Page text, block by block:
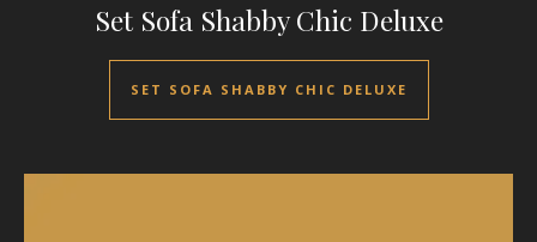
Set Sofa Shabby Chic Deluxe
SET SOFA SHABBY CHIC DELUXE